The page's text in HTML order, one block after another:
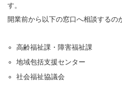
す。
開業前から以下の窓口へ相談するの
高齢福祉課・障害福祉課
地域包括支援センター
社会福祉協議会